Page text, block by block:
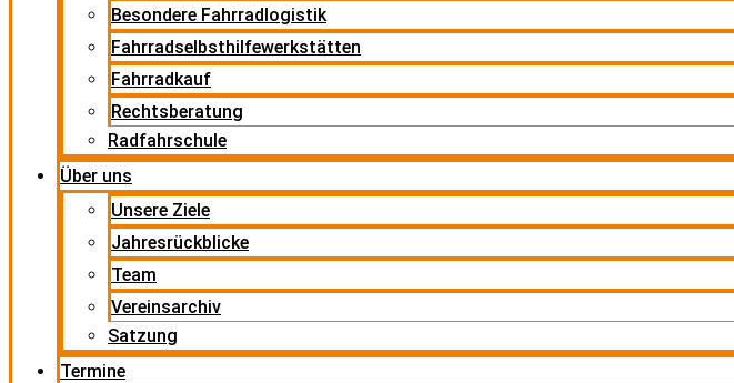
Besondere Fahrradlogistik
Fahrradselbsthilfewerkstätten
Fahrradkauf
Rechtsberatung
Radfahrschule
Über uns
Unsere Ziele
Jahresrückblicke
Team
Vereinsarchiv
Satzung
Termine